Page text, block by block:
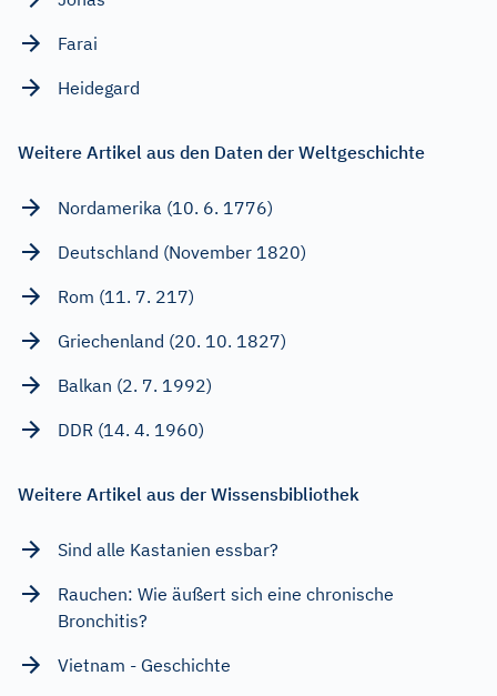
Farai
Heidegard
Weitere Artikel aus den Daten der Weltgeschichte
Nordamerika (10. 6. 1776)
Deutschland (November 1820)
Rom (11. 7. 217)
Griechenland (20. 10. 1827)
Balkan (2. 7. 1992)
DDR (14. 4. 1960)
Weitere Artikel aus der Wissensbibliothek
Sind alle Kastanien essbar?
Rauchen: Wie äußert sich eine chronische
Bronchitis?
Vietnam - Geschichte